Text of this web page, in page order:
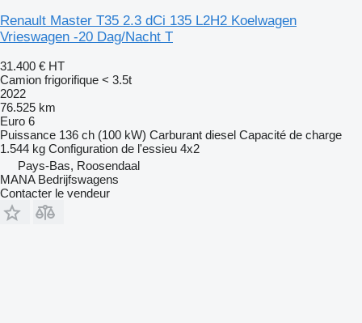
Renault Master T35 2.3 dCi 135 L2H2 Koelwagen
Vrieswagen -20 Dag/Nacht T
31.400 € HT
Camion frigorifique < 3.5t
2022
76.525 km
Euro 6
Puissance 136 ch (100 kW) Carburant diesel Capacité de charge
1.544 kg Configuration de l'essieu 4x2
Pays-Bas, Roosendaal
MANA Bedrijfswagens
Contacter le vendeur